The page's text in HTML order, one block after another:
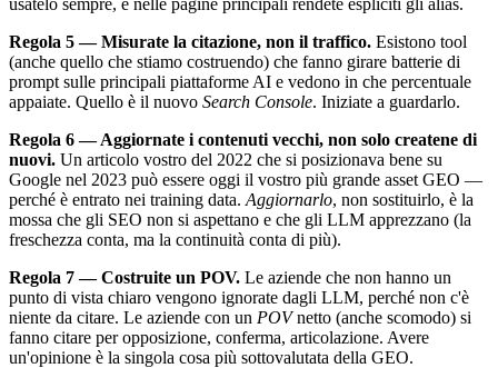
Regola 5 — Misurate la citazione, non il traffico. Esistono tool
(anche quello che stiamo costruendo) che fanno girare batterie di
prompt sulle principali piattaforme AI e vedono in che percentuale
appaiate. Quello è il nuovo Search Console. Iniziate a guardarlo.
Regola 6 — Aggiornate i contenuti vecchi, non solo createne di
nuovi. Un articolo vostro del 2022 che si posizionava bene su
Google nel 2023 può essere oggi il vostro più grande asset GEO —
perché è entrato nei training data. Aggiornarlo, non sostituirlo, è la
mossa che gli SEO non si aspettano e che gli LLM apprezzano (la
freschezza conta, ma la continuità conta di più).
Regola 7 — Costruite un POV. Le aziende che non hanno un
punto di vista chiaro vengono ignorate dagli LLM, perché non c'è
niente da citare. Le aziende con un POVnetto (anche scomodo) si
fanno citare per opposizione, conferma, articolazione. Avere
un'opinione è la singola cosa più sottovalutata della GEO.